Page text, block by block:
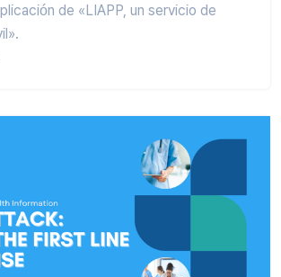
de «LIAPP, un servicio de